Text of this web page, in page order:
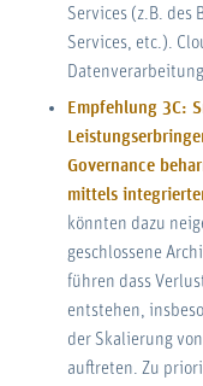
Services (z.B. des
Services, etc.).
Empfehlung 3C:
Governance
mittels
könnten dazu
geschlossene
führen dass
entstehen,
der Skalierung
auftreten. Zu